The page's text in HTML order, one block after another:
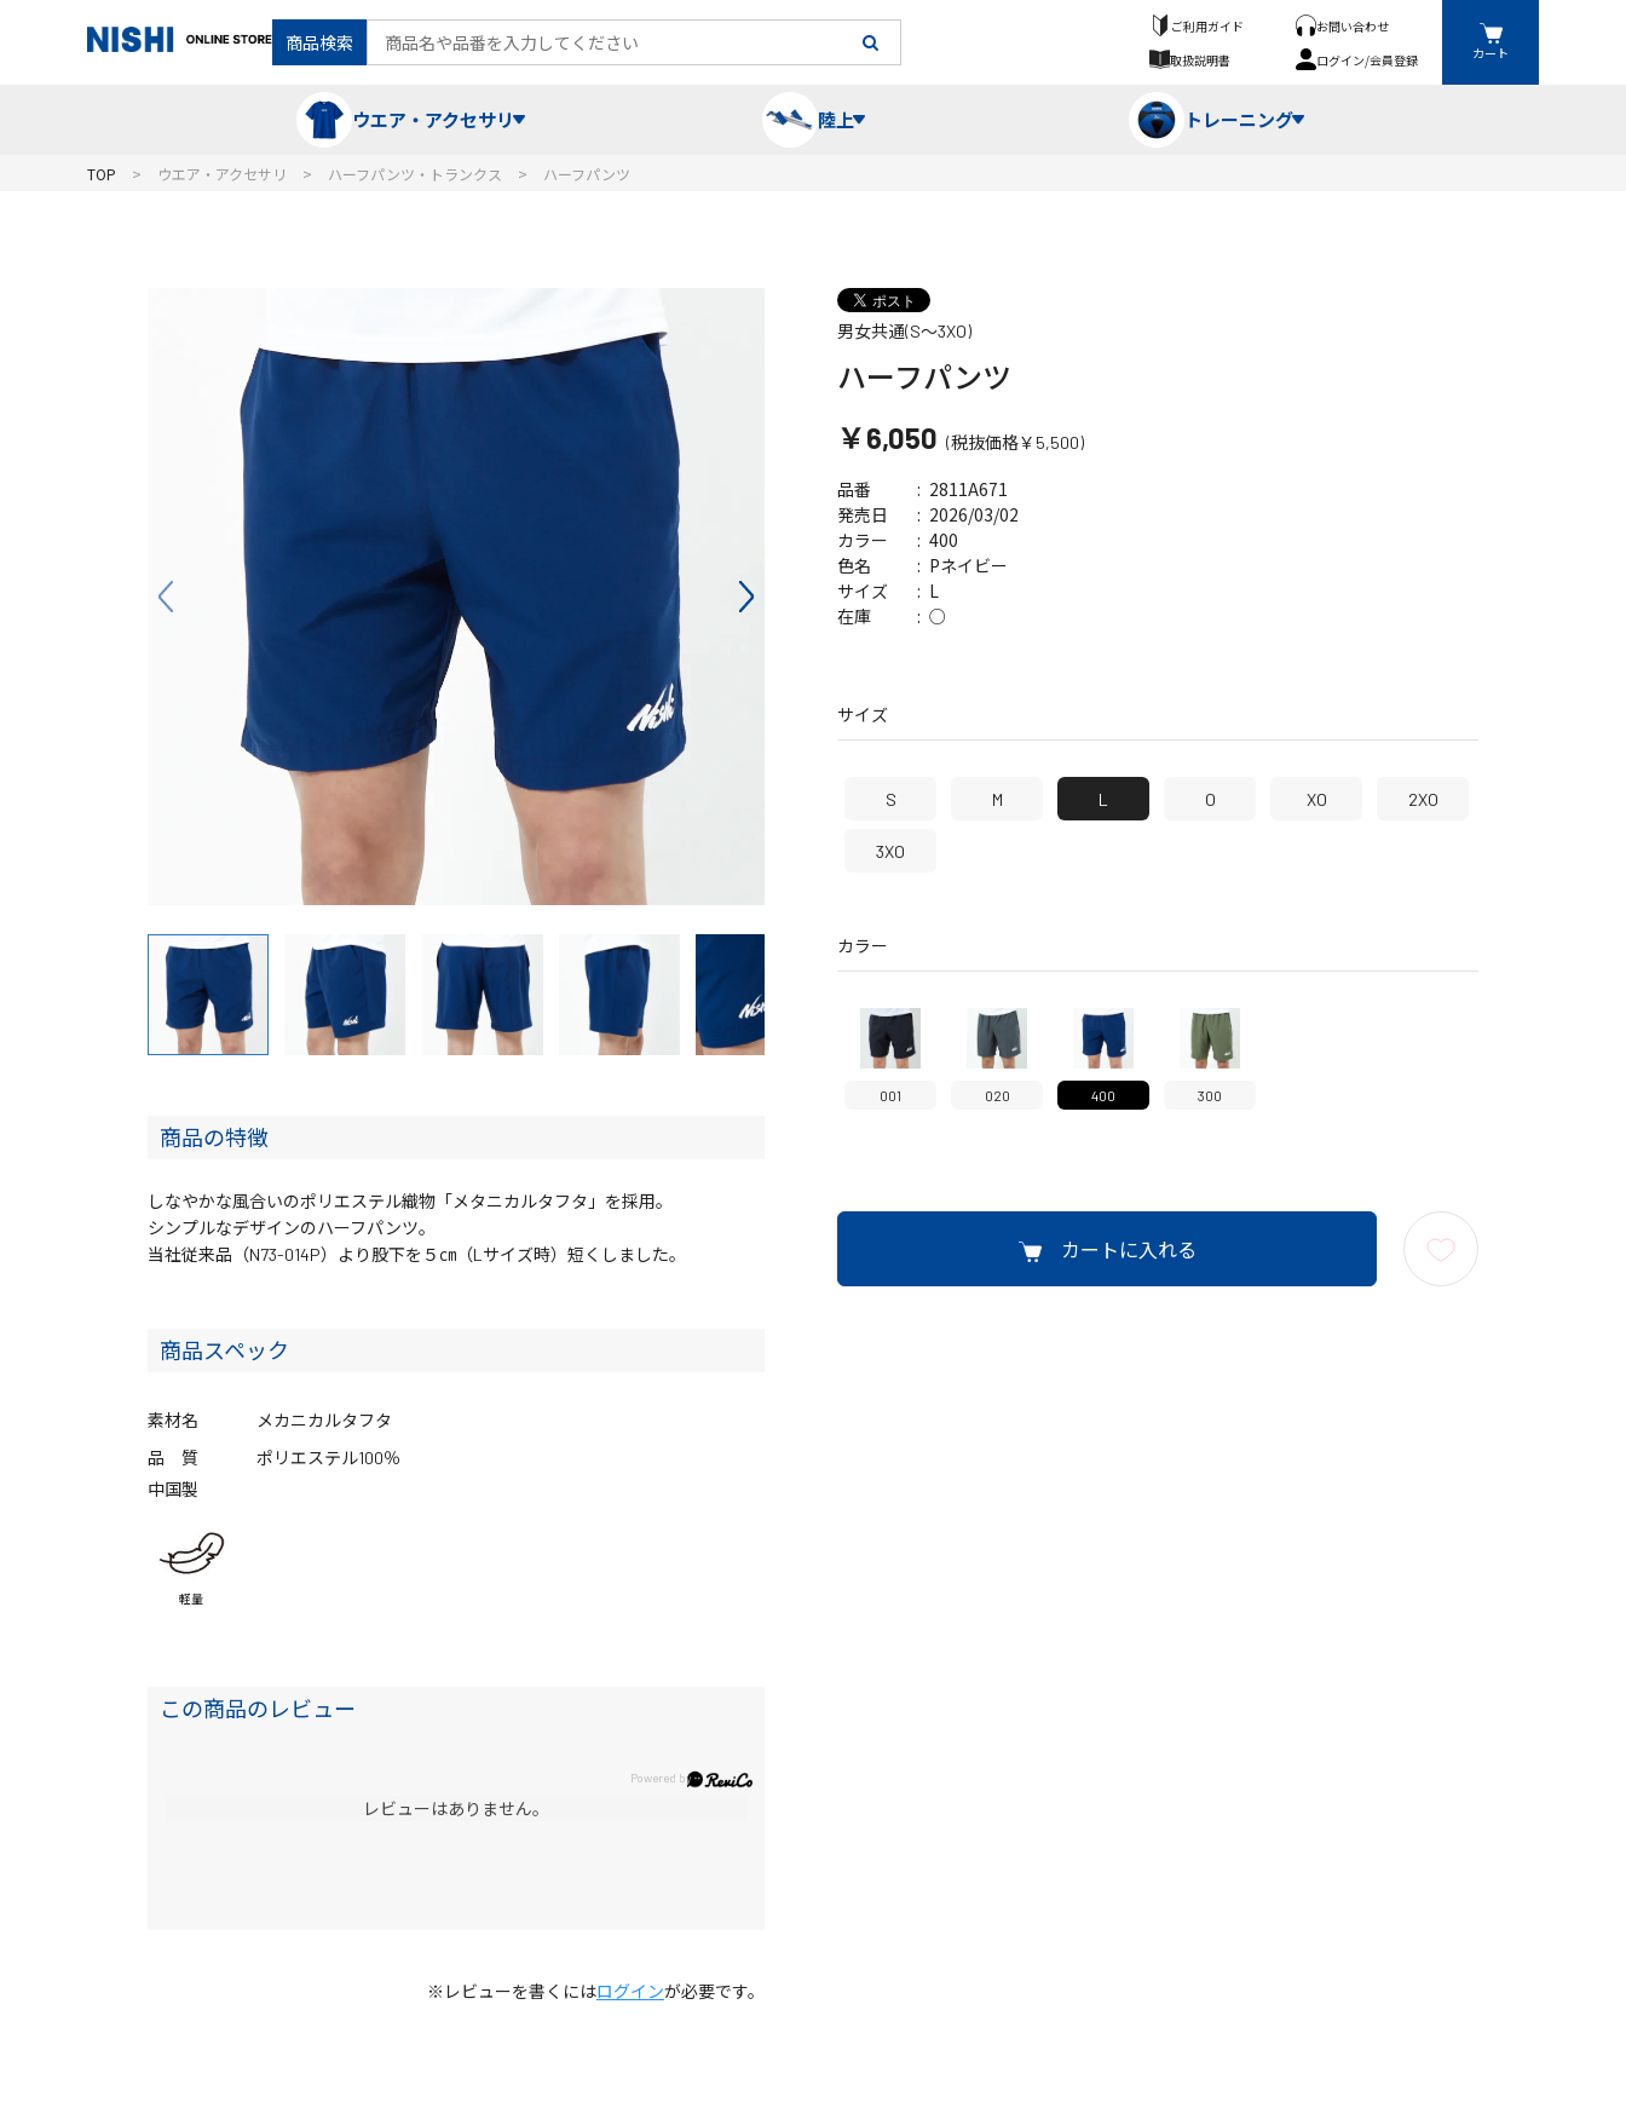
商品検索
ご利用ガイド
お問い合わせ
取扱説明書
ログイン/会員登録 カート
ウエア・アクセサリ
レーシングシャツ・タイツ
陸上
消耗品・スペアパーツ
トレーニング
TOP ウエア・アクセサリ ハーフパンツ・トランクス ハーフパンツ
商品の特徴
しなやかな風合いのポリエステル織物「メタニカルタフタ」を採用。
シンプルなデザインのハーフパンツ。
当社従来品（N73-014P）より股下を５㎝（Lサイズ時）短くしました。
商品スペック
素材名
メカニカルタフタ
品 質
ポリエステル100％
中国製
軽量
この商品のレビュー
レビューはありません。
※レビューを書くにはログインが必要です。
男女共通(S～3XO)
ハーフパンツ
￥6,050 (税抜価格￥5,500)
品番 2811A671
発売日 2026/03/02
サイズ L
カラー 400
在庫 ○
色名 Pネイビー
サイズ
S M L O XO 2XO
3XO
カラー
001 020 400 300
カートに入れる